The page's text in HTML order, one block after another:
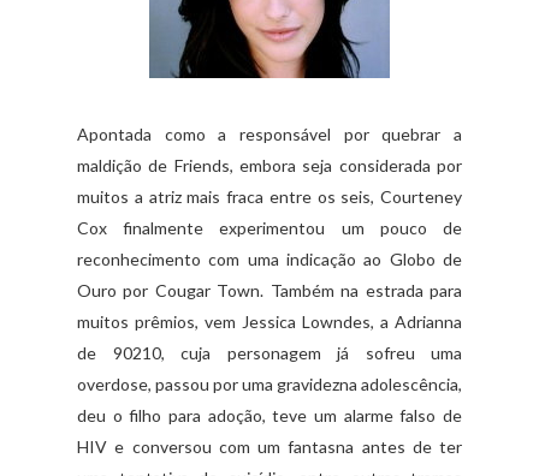
Apontada como a responsável por quebrar a
maldição de Friends, embora seja considerada por
muitos a atriz mais fraca entre os seis, Courteney
Cox finalmente experimentou um pouco de
reconhecimento com uma indicação ao Globo de
Ouro por Cougar Town. Também na estrada para
muitos prêmios, vem Jessica Lowndes, a Adrianna
de 90210, cuja personagem já sofreu uma
overdose, passou por uma gravidezna adolescência,
deu o filho para adoção, teve um alarme falso de
HIV e conversou com um fantasna antes de ter